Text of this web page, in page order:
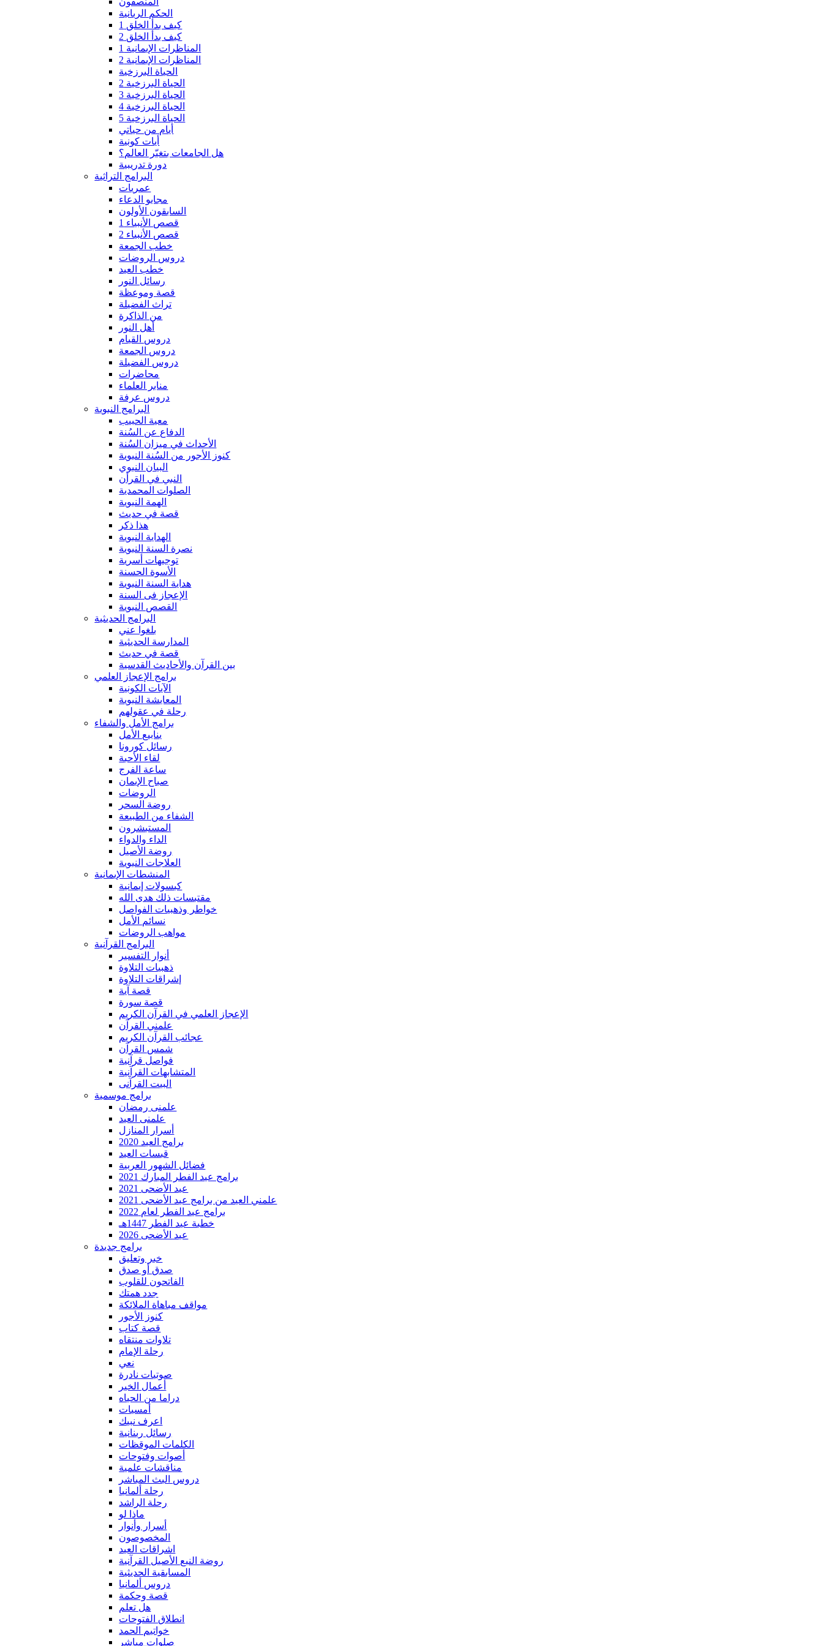
الحكم الربانية
كيف بدأ الخلق 1
كيف بدأ الخلق 2
المناظرات الإيمانية 1
المناظرات الإيمانية 2
الحياة البرزخية
الحياة البرزخية 2
الحياة البرزخية 3
الحياة البرزخية 4
الحياة البرزخية 5
أيام من حياتي
أيات كونية
هل الجامعات بتغيّر العالم؟
دورة تدريبية
البرامج التراثية
عمريات
مجابو الدعاء
السابقون الأولون
قصص الأنبياء 1
قصص الأنبياء 2
خطب الجمعة
دروس الروضات
خطب العيد
رسائل النور
قصة وموعظة
تراث الفضيلة
من الذاكرة
أهل النور
دروس القيام
دروس الجمعة
دروس الفضيلة
محاضرات
منابر العلماء
دروس عرفة
البرامج النبوية
معية الحبيب
الدفاع عن السُنة
الأحداث في ميزان السُنة
كنوز الأجور من السُنة النبوية
البيان النبوي
النبي في القرأن
الصلوات المحمدية
الهمة النبوية
قصة في حديث
هذا ذكر
الهداية النبوية
نصرة السنة النبوية
توجيهات أسرية
الأسوة الحسنة
هداية السنة النبوية
الإعجاز فى السنة
القصص النبوية
البرامج الحديثية
بلغوا عني
المدارسة الحديثية
قصة في حديث
بين القرآن والأحاديث القدسية
برامج الإعجاز العلمي
الآيات الكونية
المعايشة النبوية
رحلة في عقولهم
برامج الأمل والشفاء
ينابيع الأمل
رسائل كورونا
لقاء الأحبة
ساعة الفرج
صباح الإيمان
الروضات
روضة السحر
الشفاء من الطبيعة
المستبشرون
الداء والدواء
روضة الأصيل
العلاجات النبوية
المنشطات الإيمانية
كبسولات إيمانية
مقتبسات ذلك هدى الله
خواطر وذهبيات الفواصل
نسائم الأمل
مواهب الروضات
البرامج القرآنية
أنوار التفسير
ذهبيات التلاوة
إشراقات التلاوة
قصة آية
قصة سورة
الإعجاز العلمي في القرآن الكريم
علمني القرآن
عجائب القرآن الكريم
شمس القرآن
فواصل قرآنية
المتشابهات القرآنية
البيت القرآنى
برامج موسمية
علمنى رمضان
علمنى العيد
أسرار المنازل
برامج العيد 2020
قبسات العيد
فضائل الشهور العربية
برامج عيد الفطر المبارك 2021
عيد الأضحى 2021
علمني العيد من برامج عيد الأضحى 2021
برامج عيد الفطر لعام 2022
خطبة عيد الفطر 1447هـ
عيد الأضحى 2026
برامج جديدة
خبر وتعليق
صدق أو صدق
الفاتحون للقلوب
جدد همتك
مواقف مباهاة الملائكة
كنوز الأجور
قصة كتاب
تلاوات منتقاه
رحلة الإمام
نعي
صوتيات نادرة
أعمال الخير
دراما من الحياه
أمسيات
اعرف نبيك
رسائل ربنانية
الكلمات الموقظات
أصوات وفتوحات
مناقشات علمية
دروس البث المباشر
رحلة ألمانيا
رحلة الراشد
ماذا لو
أسرار وأنوار
المخصوصون
اشراقات العيد
روضة النبع الأصيل القرآنية
المسابقية الحديثية
دروس ألمانيا
قصة وحكمة
هل تعلم
انطلاق الفتوحات
خواتيم الحمد
صلوات مباشر